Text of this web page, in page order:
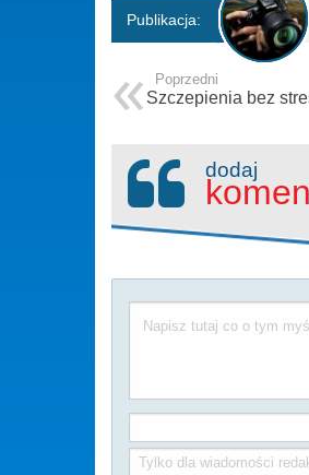
Publikacja:
Poprzedni
Szczepienia bez
dodaj